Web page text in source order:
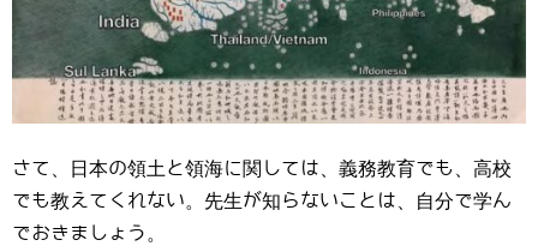
さて、日本の領土と領海に関しては、義務教育でも、高校
でも教えてくれない。先生が知らないことは、自分で学ん
でおきましょう。